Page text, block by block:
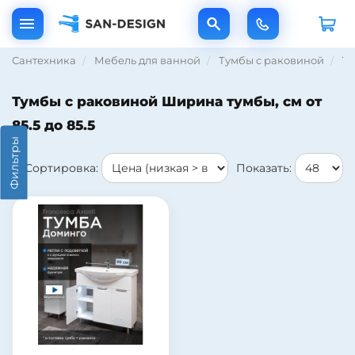
Сантехника Мебель для ванной Тумбы с раковиной
Тумбы с раковиной Ширина тумбы, см от
85.5 до 85.5
Показать:
Сортировка:
Фильтры